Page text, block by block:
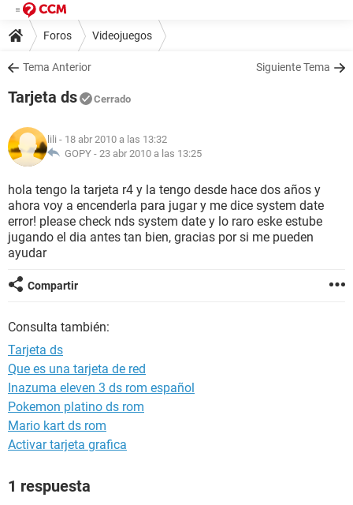
Foros Videojuegos
Tema Anterior Siguiente Tema
Tarjeta ds Cerrado
lili - 18 abr 2010 a las 13:32
GOPY - 23 abr 2010 a las 13:25
hola tengo la tarjeta r4 y la tengo desde hace dos años y
ahora voy a encenderla para jugar y me dice system date
error! please check nds system date y lo raro eske estube
jugando el dia antes tan bien, gracias por si me pueden
ayudar
Compartir
Consulta también:
Tarjeta ds
Que es una tarjeta de red
Inazuma eleven 3 ds rom español
Pokemon platino ds rom
Mario kart ds rom
Activar tarjeta grafica
1 respuesta